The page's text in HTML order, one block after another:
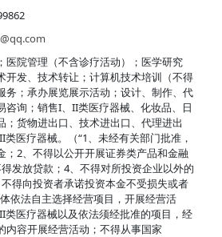
医院管理（不含诊疗活动）；医学研究
开发、技术转让；计算机技术培训（不得
务；承办展览展示活动；设计、制作、代
咨询；销售I、II类医疗器械、化妆品、日
；货物进出口、技术进出口、代理进出
医疗器械。（“1、未经有关部门批准，
；2、不得以公开开展证券类产品和金融
发放贷款；4、不得对所投资企业以外的
得向投资者承诺投资本金不受损失或者
依法自主选择经营项目，开展经营活
类医疗器械以及依法须经批准的项目，经
内容开展经营活动；不得从事国家